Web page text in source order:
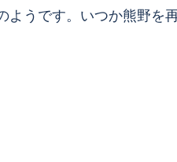
ようです。いつか熊野を